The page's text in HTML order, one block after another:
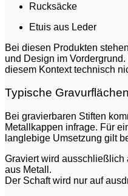
Rucksäcke
Etuis aus Leder
Bei diesen Produkten
und Design im
diesem Kontext technisch
Typische
Bei gravierbaren Stiften
Metallkappen infrage. Für
langlebige Umsetzung gilt
Graviert wird ausschließlich
aus Metall.
Der Schaft wird nur auf